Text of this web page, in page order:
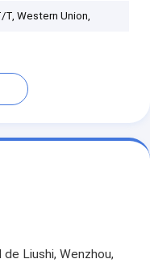
T, Western Union,
Liushi, Wenzhou,